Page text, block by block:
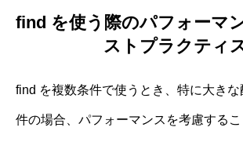
find を使う際のパフォーマ
ストプラクティ
find を複数条件で使うとき、特に大き
件の場合、パフォーマンスを考慮するこ